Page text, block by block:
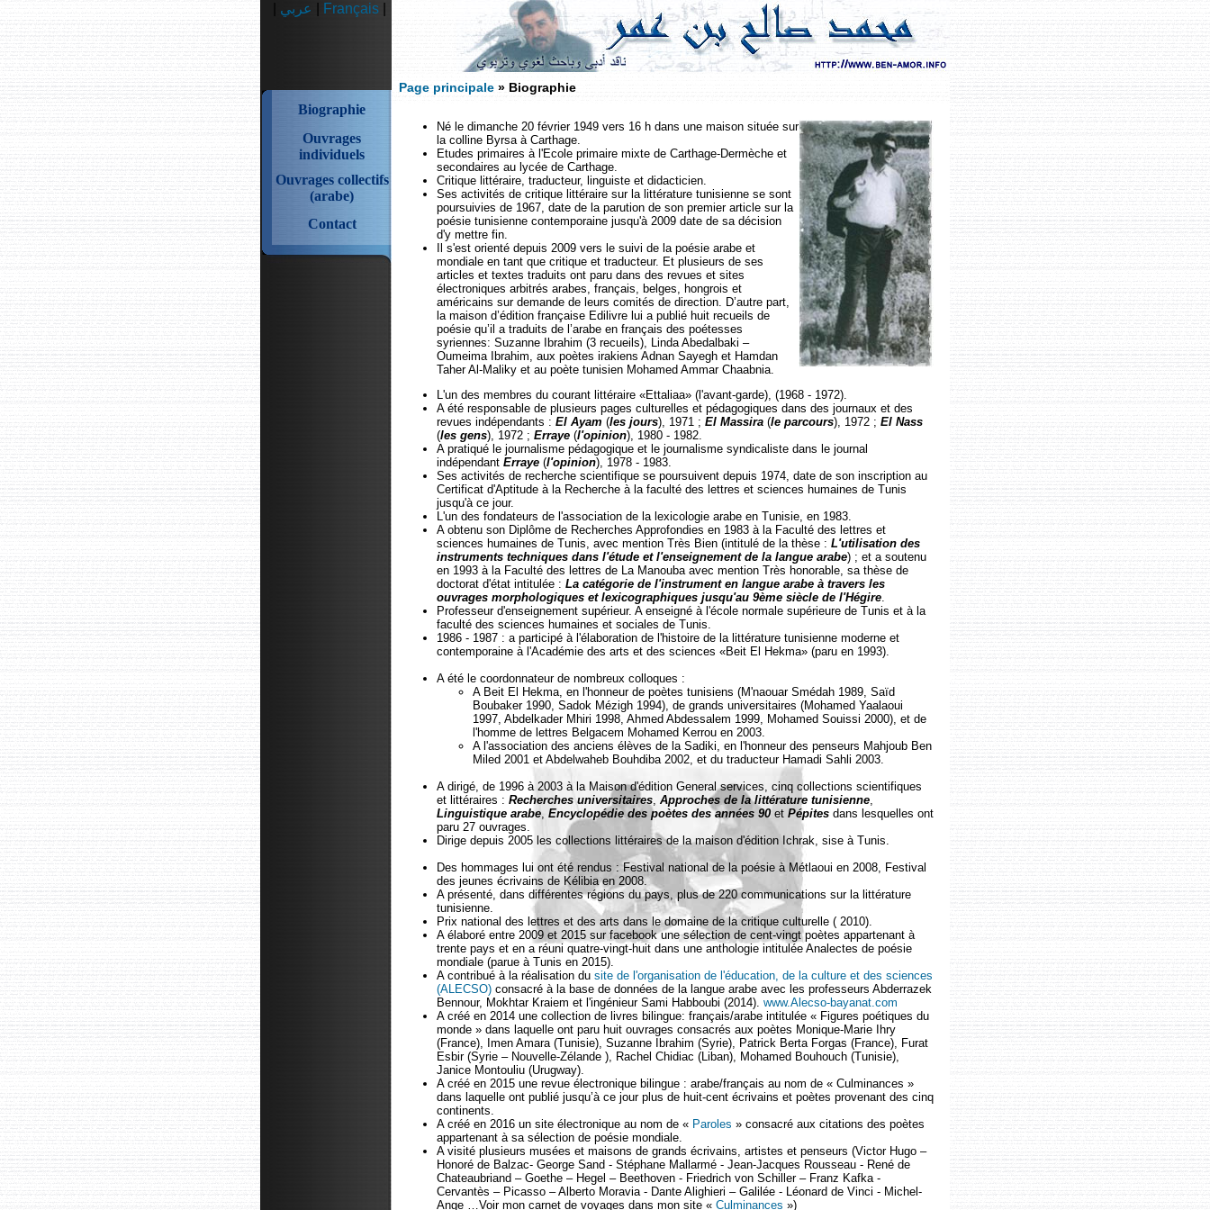
عربي Français
Biographie
Ouvrages
individuels
Ouvrages collectifs
(arabe)
Contact
Page principale » Biographie
Né le dimanche 20 février 1949 vers 16 h dans une maison située sur
la colline Byrsa à Carthage.
Etudes primaires à l'Ecole primaire mixte de Carthage-Dermèche et
secondaires au lycée de Carthage.
Critique littéraire, traducteur, linguiste et didacticien.
Ses activités de critique littéraire sur la littérature tunisienne se sont
poursuivies de 1967, date de la parution de son premier article sur la
poésie tunisienne contemporaine jusqu'à 2009 date de sa décision
d'y mettre fin.
Il s'est orienté depuis 2009 vers le suivi de la poésie arabe et
mondiale en tant que critique et traducteur. Et plusieurs de ses
articles et textes traduits ont paru dans des revues et sites
électroniques arbitrés arabes, français, belges, hongrois et
américains sur demande de leurs comités de direction. D’autre part,
la maison d’édition française Edilivre lui a publié huit recueils de
poésie qu’il a traduits de l’arabe en français des poétesses
syriennes: Suzanne Ibrahim (3 recueils), Linda Abedalbaki –
Oumeima Ibrahim, aux poètes irakiens Adnan Sayegh et Hamdan
Taher Al-Maliky et au poète tunisien Mohamed Ammar Chaabnia.
L'un des membres du courant littéraire «Ettaliaa» (l'avant-garde), (1968 - 1972).
A été responsable de plusieurs pages culturelles et pédagogiques dans des journaux et des
revues indépendants : El Ayam (les jours), 1971 ; El Massira (le parcours), 1972 ; El Nass
(les gens), 1972 ; Erraye (l'opinion), 1980 - 1982.
A pratiqué le journalisme pédagogique et le journalisme syndicaliste dans le journal
indépendant Erraye (l'opinion), 1978 - 1983.
Ses activités de recherche scientifique se poursuivent depuis 1974, date de son inscription au
Certificat d'Aptitude à la Recherche à la faculté des lettres et sciences humaines de Tunis
jusqu'à ce jour.
L'un des fondateurs de l'association de la lexicologie arabe en Tunisie, en 1983.
A obtenu son Diplôme de Recherches Approfondies en 1983 à la Faculté des lettres et
sciences humaines de Tunis, avec mention Très Bien (intitulé de la thèse : L'utilisation des
instruments techniques dans l'étude et l'enseignement de la langue arabe) ; et a soutenu
en 1993 à la Faculté des lettres de La Manouba avec mention Très honorable, sa thèse de
doctorat d'état intitulée : La catégorie de l'instrument en langue arabe à travers les
ouvrages morphologiques et lexicographiques jusqu'au 9ème siècle de l'Hégire.
Professeur d'enseignement supérieur. A enseigné à l'école normale supérieure de Tunis et à la
faculté des sciences humaines et sociales de Tunis.
1986 - 1987 : a participé à l'élaboration de l'histoire de la littérature tunisienne moderne et
contemporaine à l'Académie des arts et des sciences «Beit El Hekma» (paru en 1993).
A été le coordonnateur de nombreux colloques :
A Beit El Hekma, en l'honneur de poètes tunisiens (M'naouar Smédah 1989, Saïd
Boubaker 1990, Sadok Mézigh 1994), de grands universitaires (Mohamed Yaalaoui
1997, Abdelkader Mhiri 1998, Ahmed Abdessalem 1999, Mohamed Souissi 2000), et de
l'homme de lettres Belgacem Mohamed Kerrou en 2003.
A l'association des anciens élèves de la Sadiki, en l'honneur des penseurs Mahjoub Ben
Miled 2001 et Abdelwaheb Bouhdiba 2002, et du traducteur Hamadi Sahli 2003.
A dirigé, de 1996 à 2003 à la Maison d'édition General services, cinq collections scientifiques
et littéraires : Recherches universitaires, Approches de la littérature tunisienne,
Linguistique arabe, Encyclopédie des poètes des années 90et Pépites dans lesquelles ont
paru 27 ouvrages.
Dirige depuis 2005 les collections littéraires de la maison d'édition Ichrak, sise à Tunis.
Des hommages lui ont été rendus : Festival national de la poésie à Métlaoui en 2008, Festival
des jeunes écrivains de Kélibia en 2008.
A présenté, dans différentes régions du pays, plus de 220 communications sur la littérature
tunisienne.
Prix national des lettres et des arts dans le domaine de la critique culturelle ( 2010).
A élaboré entre 2009 et 2015 sur facebook une sélection de cent-vingt poètes appartenant à
trente pays et en a réuni quatre-vingt-huit dans une anthologie intitulée Analectes de poésie
mondiale (parue à Tunis en 2015).
A contribué à la réalisation du site de l'organisation de l'éducation, de la culture et des sciences
(ALECSO) consacré à la base de données de la langue arabe avec les professeurs Abderrazek
Bennour, Mokhtar Kraiem et l'ingénieur Sami Habboubi (2014). www.Alecso-bayanat.com
A créé en 2014 une collection de livres bilingue: français/arabe intitulée « Figures poétiques du
monde » dans laquelle ont paru huit ouvrages consacrés aux poètes Monique-Marie Ihry
(France), Imen Amara (Tunisie), Suzanne Ibrahim (Syrie), Patrick Berta Forgas (France), Furat
Esbir (Syrie – Nouvelle-Zélande ), Rachel Chidiac (Liban), Mohamed Bouhouch (Tunisie),
Janice Montouliu (Urugway).
A créé en 2015 une revue électronique bilingue : arabe/français au nom de « Culminances »
dans laquelle ont publié jusqu’à ce jour plus de huit-cent écrivains et poètes provenant des cinq
continents.
A créé en 2016 un site électronique au nom de « Paroles » consacré aux citations des poètes
appartenant à sa sélection de poésie mondiale.
A visité plusieurs musées et maisons de grands écrivains, artistes et penseurs (Victor Hugo –
Honoré de Balzac- George Sand - Stéphane Mallarmé - Jean-Jacques Rousseau - René de
Chateaubriand – Goethe – Hegel – Beethoven - Friedrich von Schiller – Franz Kafka -
Cervantès – Picasso – Alberto Moravia - Dante Alighieri – Galilée - Léonard de Vinci - Michel-
Ange …Voir mon carnet de voyages dans mon site « Culminances »)